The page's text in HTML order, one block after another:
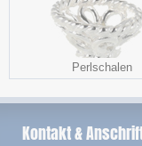
Perlschalen
Kontakt &